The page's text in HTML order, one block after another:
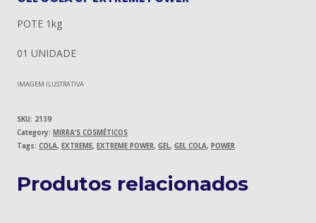
POTE 1kg
01 UNIDADE
IMAGEM ILUSTRATIVA
SKU: 2139
Category: MIRRA’S COSMÉTICOS
Tags: COLA, EXTREME, EXTREME POWER, GEL, GEL COLA, POWER
Produtos relacionados